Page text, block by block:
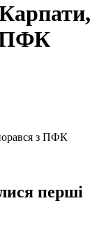
ПФК
перші